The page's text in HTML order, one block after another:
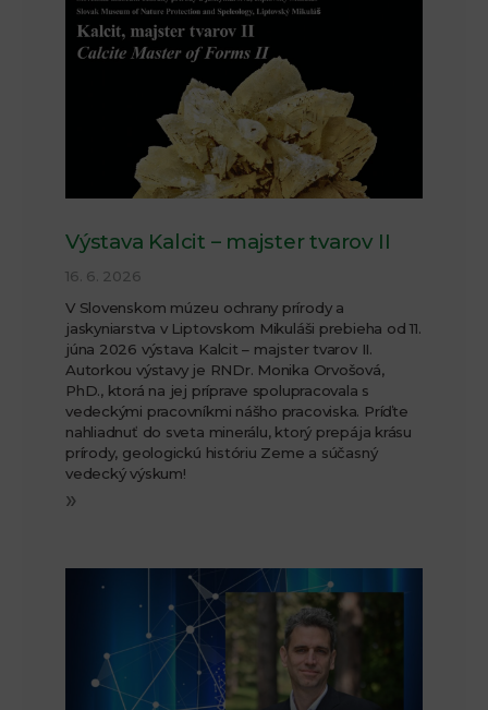
Výstava Kalcit – majster tvarov II
16. 6. 2026
V Slovenskom múzeu ochrany prírody a
jaskyniarstva v Liptovskom Mikuláši prebieha od 11.
júna 2026 výstava Kalcit – majster tvarov II.
Autorkou výstavy je RNDr. Monika Orvošová,
PhD., ktorá na jej príprave spolupracovala s
vedeckými pracovníkmi nášho pracoviska. Príďte
nahliadnuť do sveta minerálu, ktorý prepája krásu
prírody, geologickú históriu Zeme a súčasný
vedecký výskum!
»